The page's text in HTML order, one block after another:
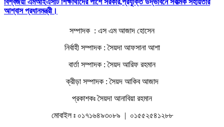
বিশ্বজয়ী এমআইএসটি শিক্ষার্থীদের পাশে সরকার,প্রযুক্তি উদ্ভাবনে সর্বাত্মক সহায়তার
আশ্বাস প্রধানমন্ত্রী।
সম্পাদক : এস এম আজাদ হোসেন
নির্বাহী সম্পাদক : সৈয়দা আফসানা আশা
বার্তা সম্পাদক : সৈয়দ আরিফ রহমান
ক্রীড়া সম্পাদক : সৈয়দ আকিব আজাদ
প্রকাশকঃ সৈয়দা আনাবিয়া রহমান
মোবাইল ঃ ০১৭১৬৪৯৩০৮৯ | ০১৫৫২৫৪১২৮৮